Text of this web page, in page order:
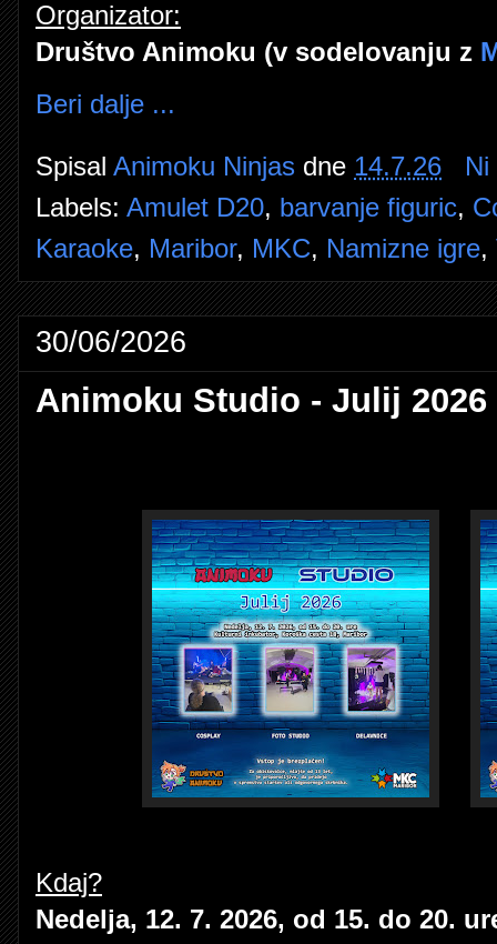
Organizator:
Društvo Animoku (v sodelovanju z
Beri dalje ...
Spisal Animoku Ninjas dne 14.7.26
Labels: Amulet D20, barvanje figuric,
Karaoke, Maribor, MKC, Namizne igre,
30/06/2026
Animoku Studio - Julij 2026
Kdaj?
Nedelja, 12. 7. 2026, od 15. do 20.